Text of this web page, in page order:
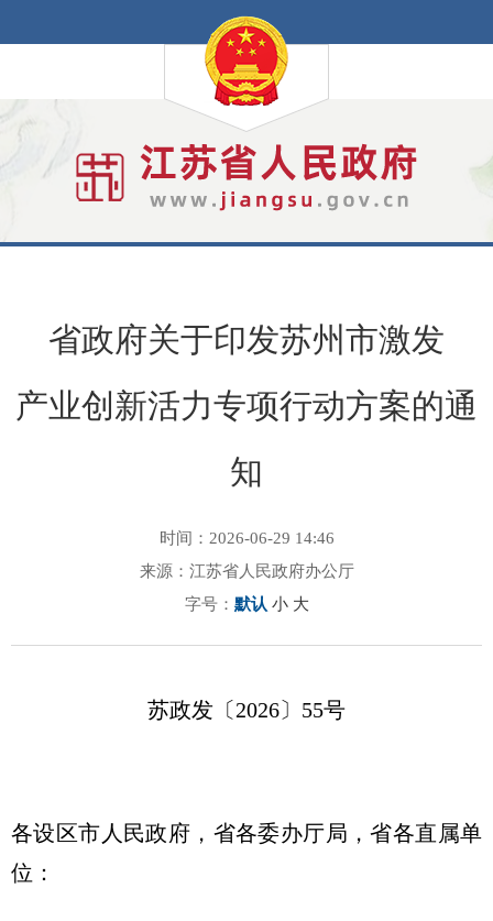
省政府关于印发苏州市激发
产业创新活力专项行动方案的通
知
时间：2026-06-29 14:46
来源：江苏省人民政府办公厅
字号： 默认 小 大
苏政发〔2026〕55号
各设区市人民政府，省各委办厅局，省各直属单
位：